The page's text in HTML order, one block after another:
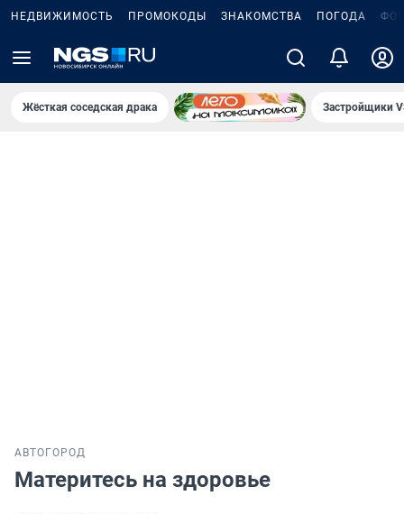
НЕДВИЖИМОСТЬ ПРОМОКОДЫ ЗНАКОМСТВА ПОГОДА
Жёсткая соседская драка Застройщики
АВТО ГОРОД
Материтесь на здоровье